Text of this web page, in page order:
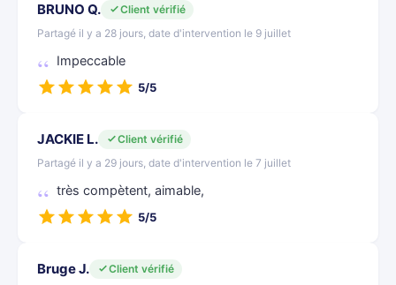
BRUNO Q.
Client vérifié
Partagé il y a 28 jours, date d'intervention le 9 juillet
Impeccable
5/5
JACKIE L.
Client vérifié
Partagé il y a 29 jours, date d'intervention le 7 juillet
très compètent, aimable,
5/5
Bruge J.
Client vérifié